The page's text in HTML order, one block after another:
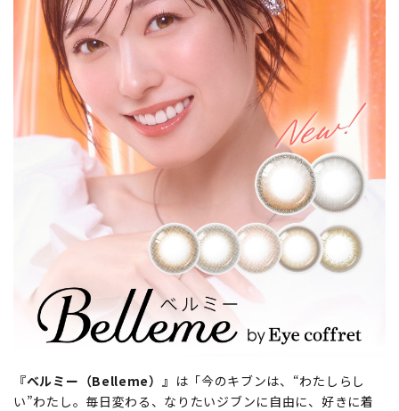
『ベルミー（Belleme）』 は「今のキブンは、“わたしらし
い”わたし。毎日変わる、なりたいジブンに自由に、好きに着